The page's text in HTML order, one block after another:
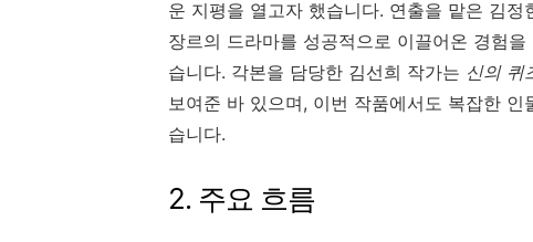
운 지평을 열고자 했습니다. 연출을 맡은 김정
장르의 드라마를 성공적으로 이끌어온 경험
습니다. 각본을 담당한 김선희 작가는 신의 퀴
보여준 바 있으며, 이번 작품에서도 복잡한
습니다.
2. 주요 흐름